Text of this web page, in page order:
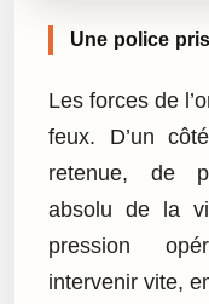
Une police
Les forces de
feux. D’un
retenue, de
absolu de la
pression
intervenir vite,